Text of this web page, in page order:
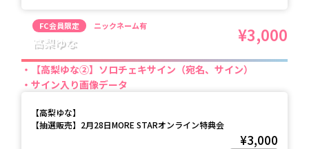
FC会員限定 ニックネーム有
高梨ゆな ¥3,000
【高梨ゆな②】ソロチェキサイン（宛名、サイン）
サイン入り画像データ
【高梨ゆな】
【抽選販売】2月28日MORE STARオンライン特典会
¥3,000